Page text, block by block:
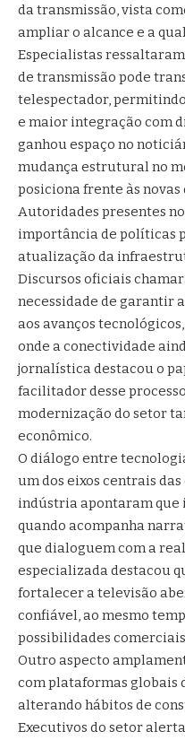
da transmissão, vista
ampliar o alcance e a
Especialistas
de transmissão pode
telespectador,
e maior integração com
ganhou espaço no
mudança estrutural no
posiciona frente às
Autoridades presentes
importância de políticas
atualização da
Discursos oficiais
necessidade de garantir
aos avanços
onde a conectividade
jornalística destacou o
facilitador desse
modernização do setor
econômico.
O diálogo entre
um dos eixos centrais
indústria apontaram que
quando acompanha
que dialoguem com a
especializada destacou
fortalecer a televisão
confiável, ao mesmo
possibilidades
Outro aspecto
com plataformas globais
alterando hábitos de
Executivos do setor